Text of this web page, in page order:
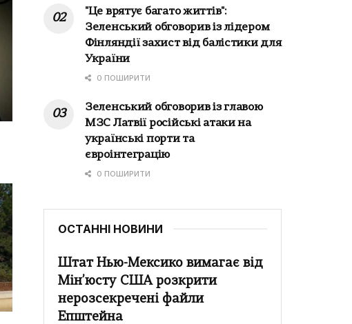
"Це врятує багато життів":
Зеленський обговорив із лідером
Фінляндії захист від балістики для
України
0 ПОШИРИТИ
Зеленський обговорив із главою
МЗС Латвії російські атаки на
українські порти та
євроінтеграцію
0 ПОШИРИТИ
ОСТАННІ НОВИНИ
Штат Нью-Мексико вимагає від
Мін’юсту США розкрити
нерозсекречені файли
Епштейна